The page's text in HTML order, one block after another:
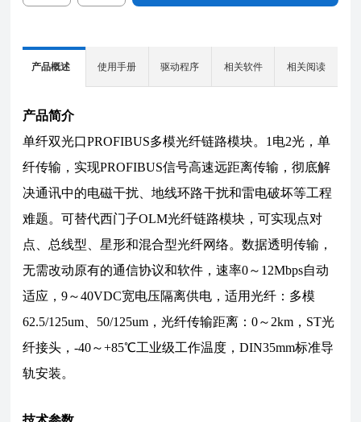
产品概述 使用手册 驱动程序 相关软件 相关阅读
产品简介
单纤双光口PROFIBUS多模光纤链路模块。1电2光，单
纤传输，实现PROFIBUS信号高速远距离传输，彻底解
决通讯中的电磁干扰、地线环路干扰和雷电破坏等工程
难题。可替代西门子OLM光纤链路模块，可实现点对
点、总线型、星形和混合型光纤网络。数据透明传输，
无需改动原有的通信协议和软件，速率0～12Mbps自动
适应，9～40VDC宽电压隔离供电，适用光纤：多模
62.5/125um、50/125um，光纤传输距离：0～2km，ST光
纤接头，-40～+85℃工业级工作温度，DIN35mm标准导
轨安装。